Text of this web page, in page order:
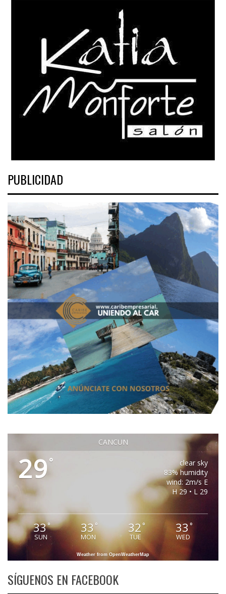
PUBLICIDAD
CANCUN
29°
clear sky
83% humidity
wind: 2m/s E
H 29 • L 29
33°
SUN
33°
MON
32°
TUE
33°
WED
Weather from OpenWeatherMap
SÍGUENOS EN FACEBOOK